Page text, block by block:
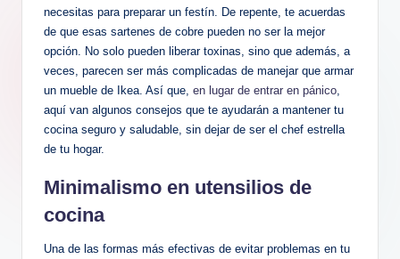
necesitas para preparar un festín. De repente, te acuerdas
de que esas sartenes de cobre pueden no ser la mejor
opción. No solo pueden liberar toxinas, sino que además, a
veces, parecen ser más complicadas de manejar que armar
un mueble de Ikea. Así que, en lugar de entrar en pánico
aquí van algunos consejos que te ayudarán a mantener tu
cocina seguro y saludable, sin dejar de ser el chef estrella
de tu hogar.
Minimalismo en utensilios de
cocina
Una de las formas más efectivas de evitar problemas en tu